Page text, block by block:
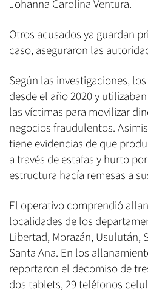
Johanna Carolina Ventura.
Otros acusados ya guardan
caso, aseguraron las
Según las investigaciones,
desde el año 2020 y
las víctimas para movilizar
negocios fraudulentos.
tiene evidencias de que
a través de estafas y hurto
estructura hacía remesas a
El operativo comprendió
localidades de los
Libertad, Morazán, Usulután,
Santa Ana. En los
reportaron el decomiso de
dos tablets, 29 teléfonos